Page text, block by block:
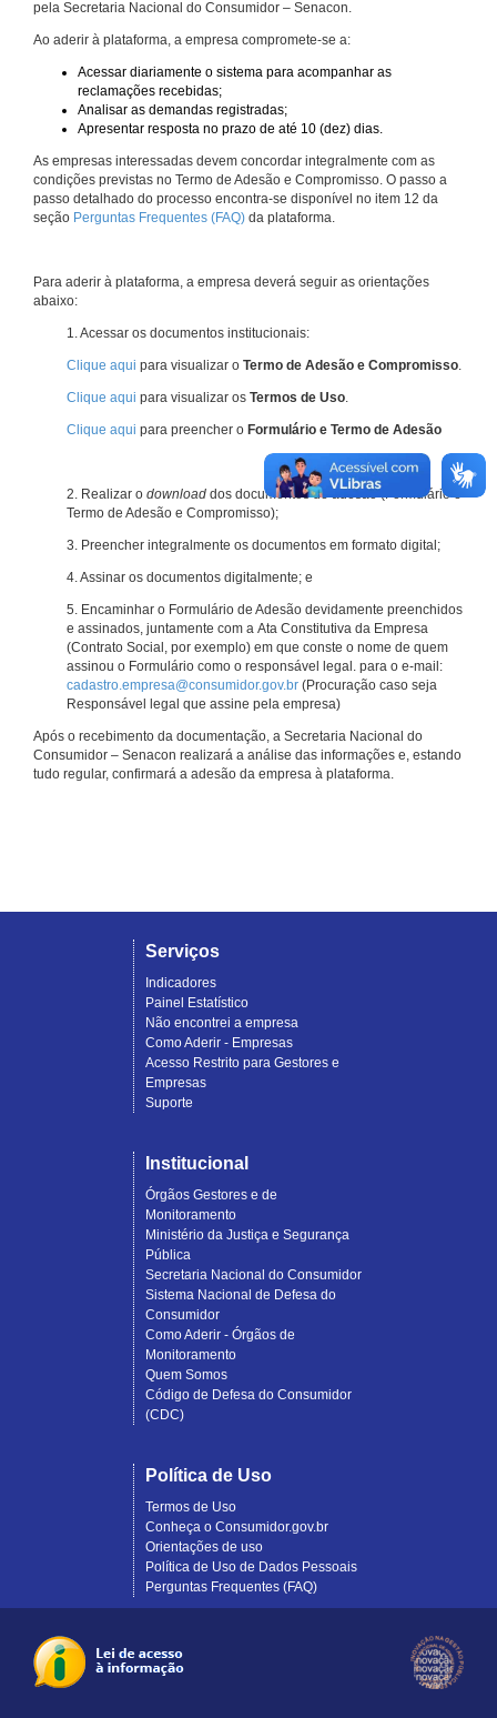
pela Secretaria Nacional do Consumidor – Senacon.
Ao aderir à plataforma, a empresa compromete-se a:
Acessar diariamente o sistema para acompanhar as
reclamações recebidas;
Analisar as demandas registradas;
Apresentar resposta no prazo de até 10 (dez) dias.
As empresas interessadas devem concordar integralmente com as
condições previstas no Termo de Adesão e Compromisso. O passo a
passo detalhado do processo encontra-se disponível no item 12 da
seção Perguntas Frequentes (FAQ) da plataforma.
Para aderir à plataforma, a empresa deverá seguir as orientações
abaixo:
1. Acessar os documentos institucionais:
Clique aqui para visualizar o Termo de Adesão e Compromisso.
Clique aqui para visualizar os Termos de Uso.
Clique aqui para preencher o Formulário e Termo de Adesão
2. Realizar o download dos documentos de adesão (Formulário e
Termo de Adesão e Compromisso);
3. Preencher integralmente os documentos em formato digital;
4. Assinar os documentos digitalmente; e
5. Encaminhar o Formulário de Adesão devidamente preenchidos
e assinados, juntamente com a Ata Constitutiva da Empresa
(Contrato Social, por exemplo) em que conste o nome de quem
assinou o Formulário como o responsável legal. para o e-mail:
cadastro.empresa@consumidor.gov.br (Procuração caso seja
Responsável legal que assine pela empresa)
Após o recebimento da documentação, a Secretaria Nacional do
Consumidor – Senacon realizará a análise das informações e, estando
tudo regular, confirmará a adesão da empresa à plataforma.
Serviços
Indicadores
Painel Estatístico
Não encontrei a empresa
Como Aderir - Empresas
Acesso Restrito para Gestores e
Empresas
Suporte
Institucional
Órgãos Gestores e de
Monitoramento
Ministério da Justiça e Segurança
Pública
Secretaria Nacional do Consumidor
Sistema Nacional de Defesa do
Consumidor
Como Aderir - Órgãos de
Monitoramento
Quem Somos
Código de Defesa do Consumidor
(CDC)
Política de Uso
Termos de Uso
Conheça o Consumidor.gov.br
Orientações de uso
Política de Uso de Dados Pessoais
Perguntas Frequentes (FAQ)